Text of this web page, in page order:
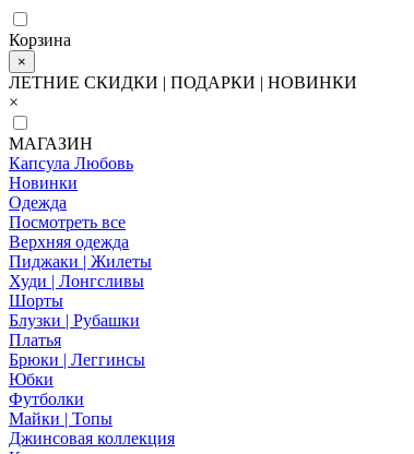
Корзина
×
ЛЕТНИЕ СКИДКИ | ПОДАРКИ | НОВИНКИ
×
МАГАЗИН
Капсула Любовь
Новинки
Одежда
Посмотреть все
Верхняя одежда
Пиджаки | Жилеты
Худи | Лонгсливы
Шорты
Блузки | Рубашки
Платья
Брюки | Леггинсы
Юбки
Футболки
Майки | Топы
Джинсовая коллекция